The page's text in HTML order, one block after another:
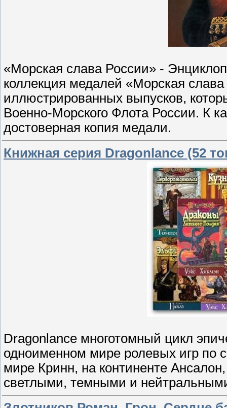
«Морская слава России» -
коллекция медалей «Морская
иллюстрированных выпусков,
Военно-Морского Флота России. К
достоверная копия медали.
Книжная серия Dragonlance (52
Dragonlance многотомный цикл
одноименном мире ролевых игр по
мире Кринн, на континенте
светлыми, темными и